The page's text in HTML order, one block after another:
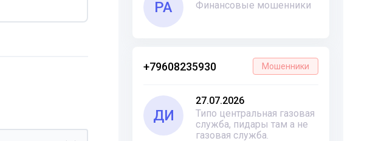
РА
Финансовые мошенники
+79608235930 Мошенники
ДИ
27.07.2026
Типо центральная газовая
служба, пидары там а не
газовая служба.